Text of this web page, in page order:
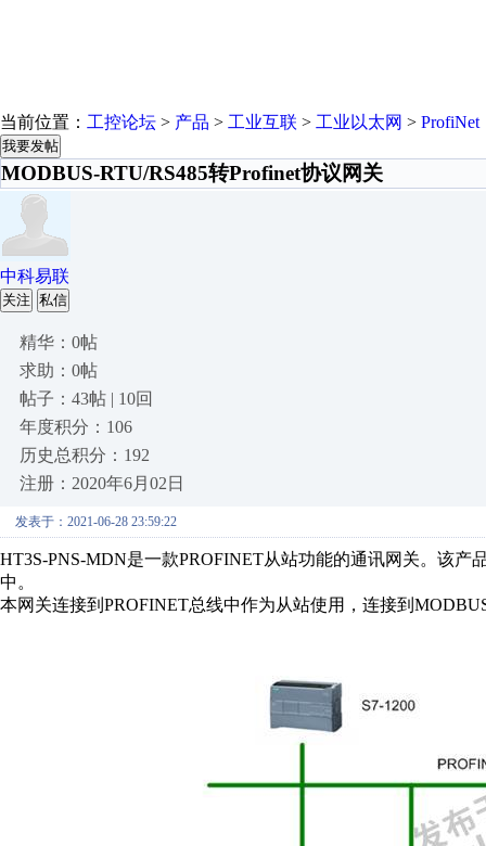
当前位置： 工控论坛 > 产品 > 工业互联 > 工业以太网 > ProfiNet
我要发帖
MODBUS-RTU/RS485转Profinet协议网关
中科易联
关注 私信
精华：0帖
求助：0帖
帖子：43帖 | 10回
年度积分：106
历史总积分：192
注册：2020年6月02日
发表于：2021-06-28 23:59:22
HT3S-PNS-MDN是一款PROFINET从站功能的通讯网关。该
中。
本网关连接到PROFINET总线中作为从站使用，连接到